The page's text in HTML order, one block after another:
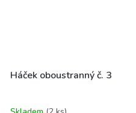
Háček oboustranný č. 3